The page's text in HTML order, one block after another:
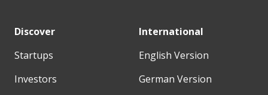
Discover
Startups
Investors
International
English Version
German Version